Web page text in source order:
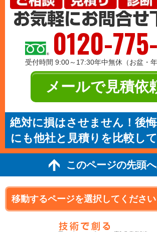
0120-
受付時間 9:00～17:30年中無休（お盆・年
メールで見積依
絶対に損はさせません！後
にも他社と見積りを比較し
このページの先頭